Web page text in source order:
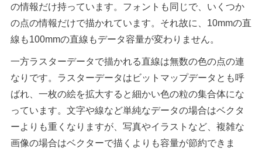
の情報だけ持っています。フォントも同じで、いくつか
の点の情報だけで描かれています。それ故に、10mmの直
線も100mmの直線もデータ容量が変わりません。
一方ラスターデータで描かれる直線は無数の色の点の連
なりです。ラスターデータはビットマップデータとも呼
ばれ、一枚の絵を拡大すると細かい色の粒の集合体にな
っています。文字や線など単純なデータの場合はベクタ
ーよりも重くなりますが、写真やイラストなど、複雑な
画像の場合はベクターで描くよりも容量が節約できま